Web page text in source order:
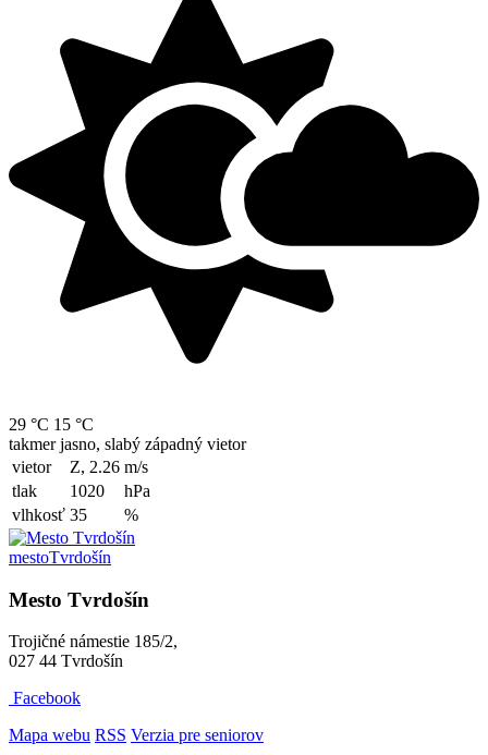
29 °C 15 °C
takmer jasno, slabý západný vietor
vietor
Z, 2.26 m/s
tlak
1020
hPa
vlhkosť 35 %
mestoTvrdošín
Mesto Tvrdošín
Trojičné námestie 185/2,
027 44 Tvrdošín
Facebook
Mapa webu RSS Verzia pre seniorov